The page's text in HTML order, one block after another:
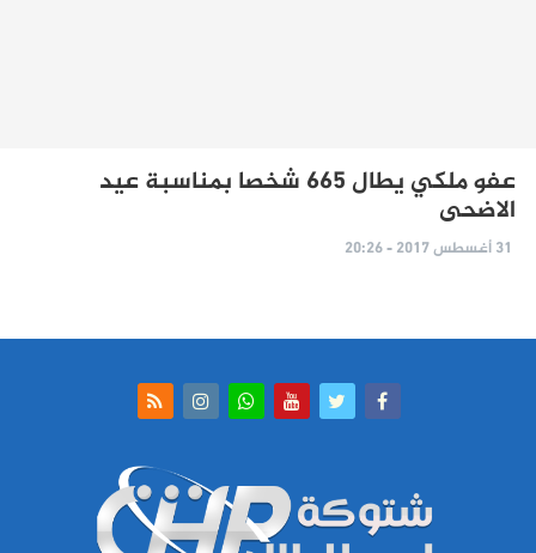
عفو ملكي يطال 665 شخصا بمناسبة عيد
الاضحى
31 أغسطس 2017 - 20:26